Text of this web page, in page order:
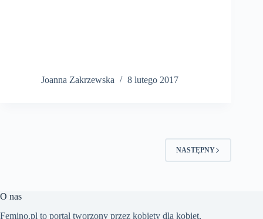
Joanna Zakrzewska 8 lutego 2017
NASTĘPNY
O nas
Femino.pl to portal tworzony przez kobiety dla kobiet,